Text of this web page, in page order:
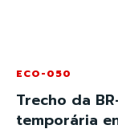
ECO-050
Trecho da
temporária